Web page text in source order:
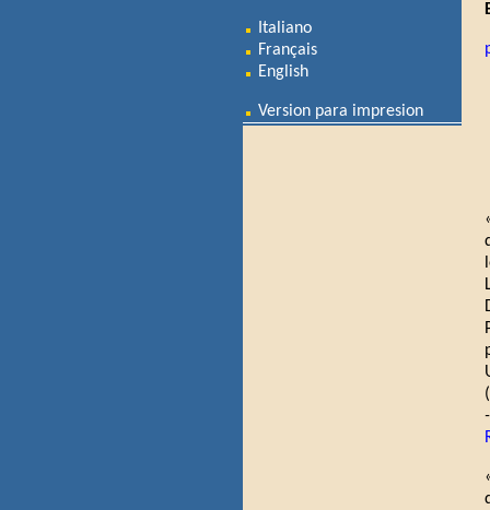
Italiano
Français
English
Version para impresion